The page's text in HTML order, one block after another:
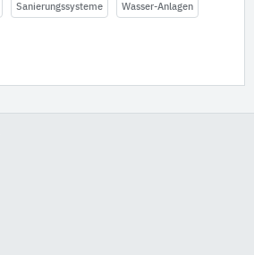
Sanierungssysteme Wasser-Anlagen